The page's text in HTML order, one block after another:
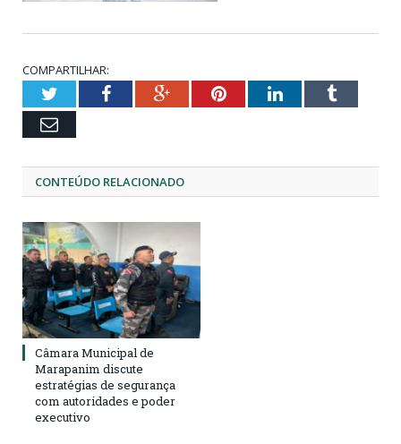
COMPARTILHAR:
TwitterFacebookGoogle+PinterestLinkedInTumblr
Email
CONTEÚDO RELACIONADO
Câmara Municipal de
Marapanim discute
estratégias de segurança
com autoridades e poder
executivo